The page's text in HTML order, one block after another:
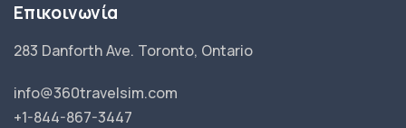
Επικοινωνία
283 Danforth Ave. Toronto, Ontario
info@360travelsim.com
+1-844-867-3447